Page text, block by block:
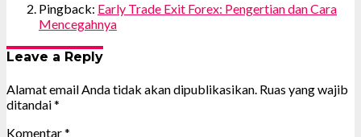
Pingback: Early Trade Exit Forex: Pengertian dan Cara
Mencegahnya
Leave a Reply
Alamat email Anda tidak akan dipublikasikan. Ruas yang wajib
ditandai*
Komentar*